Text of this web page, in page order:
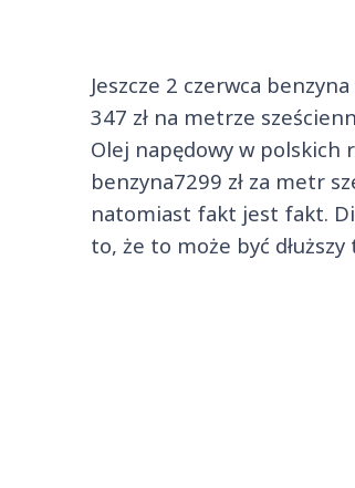
Jeszcze 2 czerwca
347 zł na metrze
Olej napędowy w polskich
benzyna7299 zł za metr
natomiast fakt jest fakt.
to, że to może być